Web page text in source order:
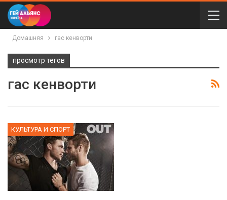
Домашняя гас кенворти
просмотр тегов
гас кенворти
КУЛЬТУРА И СПОРТ